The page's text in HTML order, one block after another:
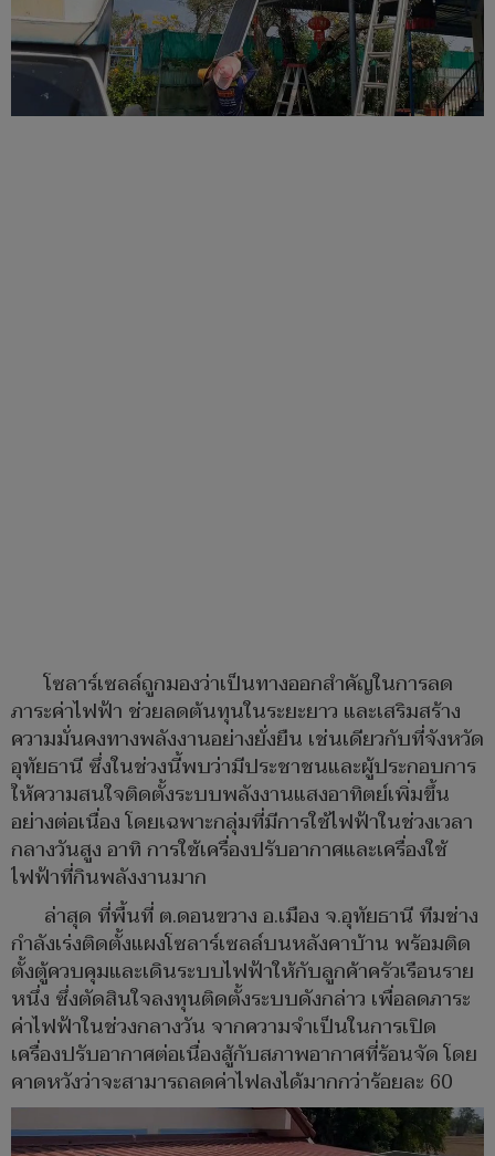
โซลาร์เซลล์ถูกมองว่าเป็นทางออกสำคัญในการลด
ภาระค่าไฟฟ้า ช่วยลดต้นทุนในระยะยาว และเสริมสร้าง
ความมั่นคงทางพลังงานอย่างยั่งยืน เช่นเดียวกับที่จังหวัด
อุทัยธานี ซึ่งในช่วงนี้พบว่ามีประชาชนและผู้ประกอบการ
ให้ความสนใจติดตั้งระบบพลังงานแสงอาทิตย์เพิ่มขึ้น
อย่างต่อเนื่อง โดยเฉพาะกลุ่มที่มีการใช้ไฟฟ้าในช่วงเวลา
กลางวันสูง อาทิ การใช้เครื่องปรับอากาศและเครื่องใช้
ไฟฟ้าที่กินพลังงานมาก
ล่าสุด ที่พื้นที่ ต.ดอนขวาง อ.เมือง จ.อุทัยธานี ทีมช่าง
กำลังเร่งติดตั้งแผงโซลาร์เซลล์บนหลังคาบ้าน พร้อมติด
ตั้งตู้ควบคุมและเดินระบบไฟฟ้าให้กับลูกค้าครัวเรือนราย
หนึ่ง ซึ่งตัดสินใจลงทุนติดตั้งระบบดังกล่าว เพื่อลดภาระ
ค่าไฟฟ้าในช่วงกลางวัน จากความจำเป็นในการเปิด
เครื่องปรับอากาศต่อเนื่องสู้กับสภาพอากาศที่ร้อนจัด โดย
คาดหวังว่าจะสามารถลดค่าไฟลงได้มากกว่าร้อยละ 60